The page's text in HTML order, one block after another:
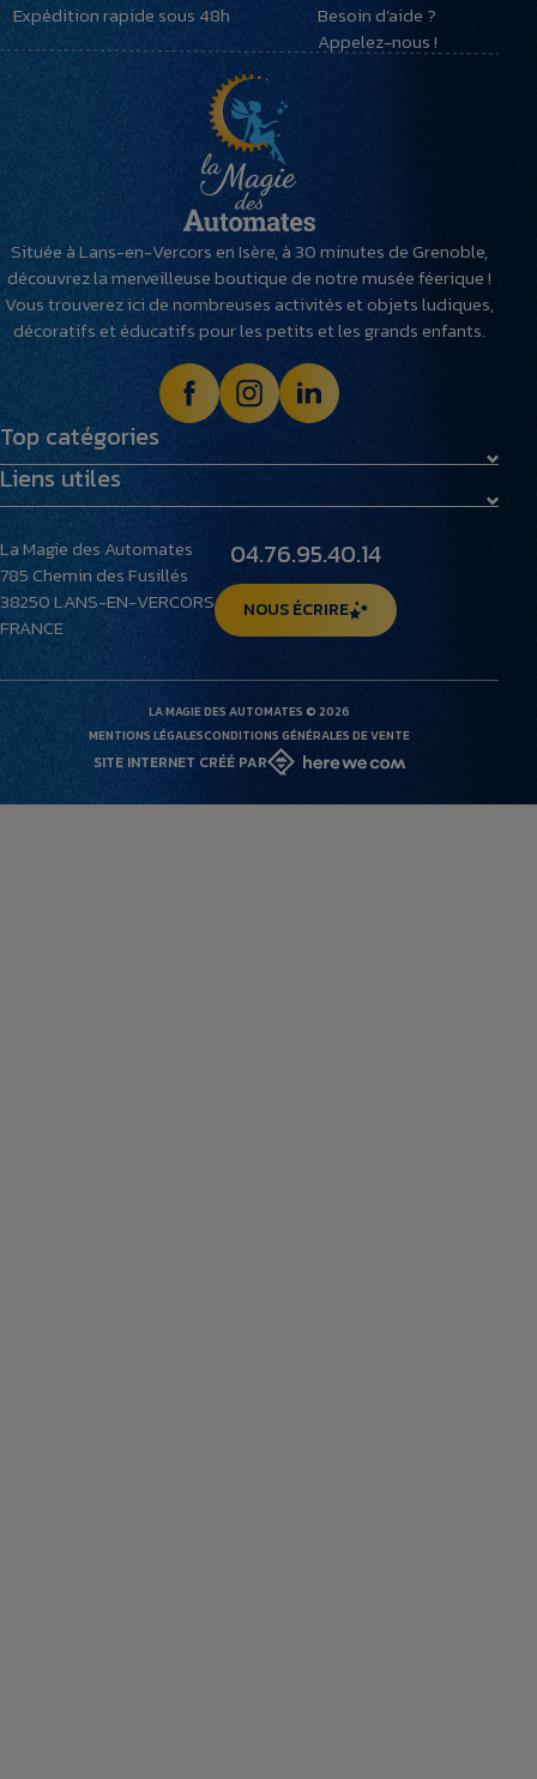
Expédition rapide sous 48h
Besoin d’aide ?
Appelez-nous !
Située à Lans-en-Vercors en Isère, à 30 minutes de Grenoble,
découvrez la merveilleuse boutique de notre musée féerique !
Vous trouverez ici de nombreuses activités et objets ludiques,
décoratifs et éducatifs pour les petits et les grands enfants.
Top catégories
Maquettes
Peluches
Villages miniatures
Liens utiles
Livraison et retours
Foire aux questions
Le musée
La Magie des Automates
785 Chemin des Fusillés
38250LANS-EN-VERCORS
FRANCE
04.76.95.40.14
NOUS ÉCRIRE
LA MAGIE DES AUTOMATES © 2026
MENTIONS LÉGALESCONDITIONS GÉNÉRALES DE VENTE
SITE INTERNET CRÉÉ PAR